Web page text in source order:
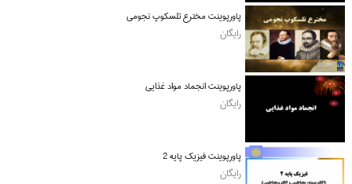
پاورپوینت مخترع تلسکوپ نجومی
رایگان
پاورپوینت انجماد مواد غذایی
رایگان
پاورپوینت فیزیک پایه 2
رایگان